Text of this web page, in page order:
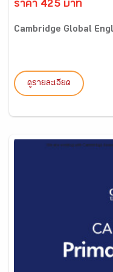
ราคา 425 บาท
Cambridge Global
ดูรายละเอียด